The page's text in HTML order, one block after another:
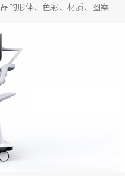
的形体、色彩、材质、图案
能给患者营造个舒适的视觉
也能让患者不舒适，造成心
很重要。